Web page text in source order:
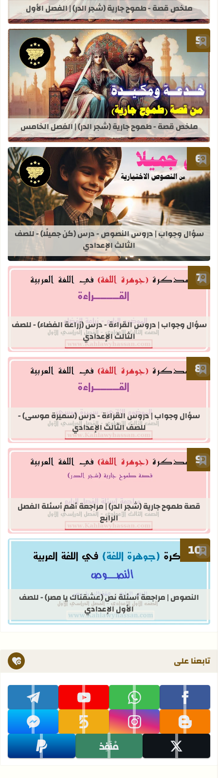
ملخص قصة - طموح جارية (شجر الدر) | الفصل الأول
أضف إلى العلامات المرجعية
قراءة المزيد عن ملخص قصة - طموح
ملخص قصة - طموح جارية (شجر الدر) | الفصل الخامس
أضف إلى العلامات المرجعية
قراءة المزيد عن سؤال وجواب |
سؤال وجواب | دروس النصوص - درس (كن جميلًا) - للصف
الثالث الإعدادي
أضف إلى العلامات المرجعية
قراءة المزيد عن سؤال وجواب | دروس
سؤال وجواب | دروس القراءة - درس (زراعة الفضاء) - للصف
الثالث الإعدادي
أضف إلى العلامات المرجعية
قراءة المزيد عن سؤال وجواب |
سؤال وجواب | دروس القراءة - درس (سميرة موسى) -
للصف الثالث الإعدادي
أضف إلى العلامات المرجعية
قراءة المزيد عن قصة طموح جارية
قصة طموح جارية (شجر الدر) | مراجعة أهم أسئلة الفصل
الرابع
أضف إلى العلامات المرجعية
قراءة المزيد عن النصوص | مراجعة
النصوص | مراجعة أسئلة نص (عشقناك يا مصر) - للصف
الأول الإعدادي
تابعنا على
تابعنا على facebook تابعنا على whatsapp تابعنا على youtube
تابعنا على telegram
تابعنا على blogger
تابعنا على instagram تابعنا على khamsat
تابعنا على messenger
تابعنا على x
تابعنا على monafiz تابعنا على paypal